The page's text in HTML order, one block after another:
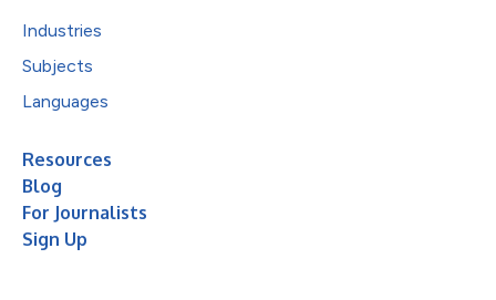
Industries
Subjects
Languages
Resources
Blog
For Journalists
Sign Up